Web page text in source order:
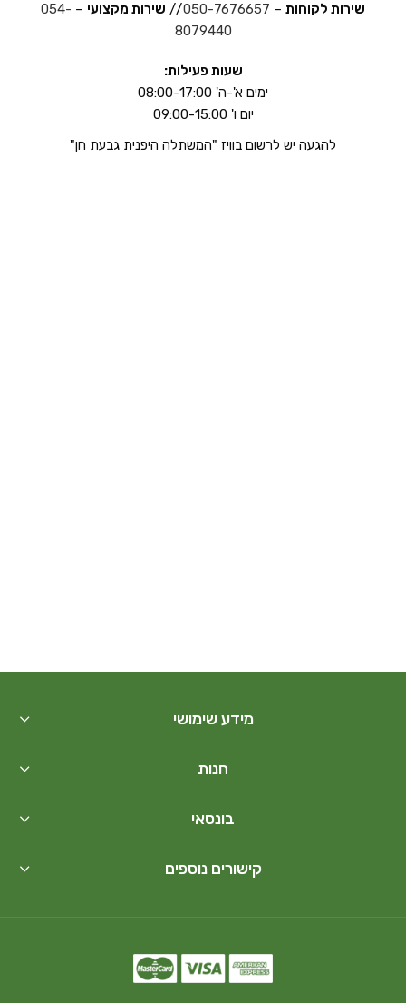
שירות לקוחות –
050-7676657
// שירות מקצועי –
054-
8079440
שעות פעילות:
ימים א'-ה' 08:00-17:00
יום ו' 09:00-15:00
להגעה יש לרשום בוויז "המשתלה היפנית גבעת חן"
מידע שימושי
חנות
בונסאי
קישורים נוספים